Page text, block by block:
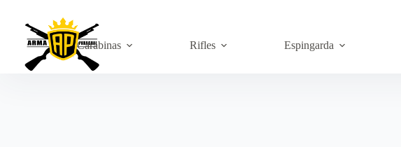
conteúdo
Carabinas Rifles Espingarda